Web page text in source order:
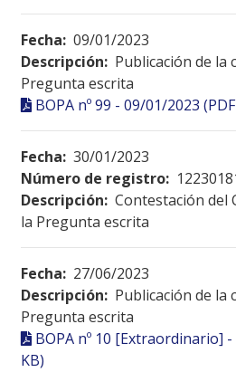
Fecha: 09/01/2023
Descripción: Publicación de la
Pregunta escrita
BOPA nº 99 - 09/01/2023
Fecha: 30/01/2023
Número de registro:
Descripción: Contestación del
la Pregunta escrita
Fecha: 27/06/2023
Descripción: Publicación de la
Pregunta escrita
BOPA nº 10 [Extraordinario]
KB)